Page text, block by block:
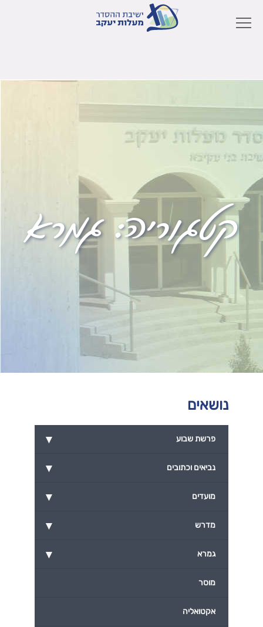
קטגוריה:גמרא
נושאים
▾ פרשת שבוע
▾ נביאים וכתובים
▾ מועדים
▾ מדרש
▾ גמרא
מוסר
אקטואליה